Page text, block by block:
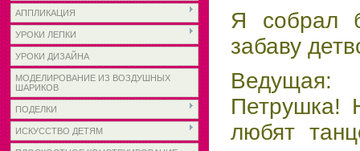
АППЛИКАЦИЯ
УРОКИ ЛЕПКИ
УРОКИ ДИЗАЙНА
МОДЕЛИРОВАНИЕ ИЗ ВОЗДУШНЫХ
ШАРИКОВ
ПОДЕЛКИ
ИСКУССТВО ДЕТЯМ
Я собрал
забаву
Ведущая:
Петрушка!
любят